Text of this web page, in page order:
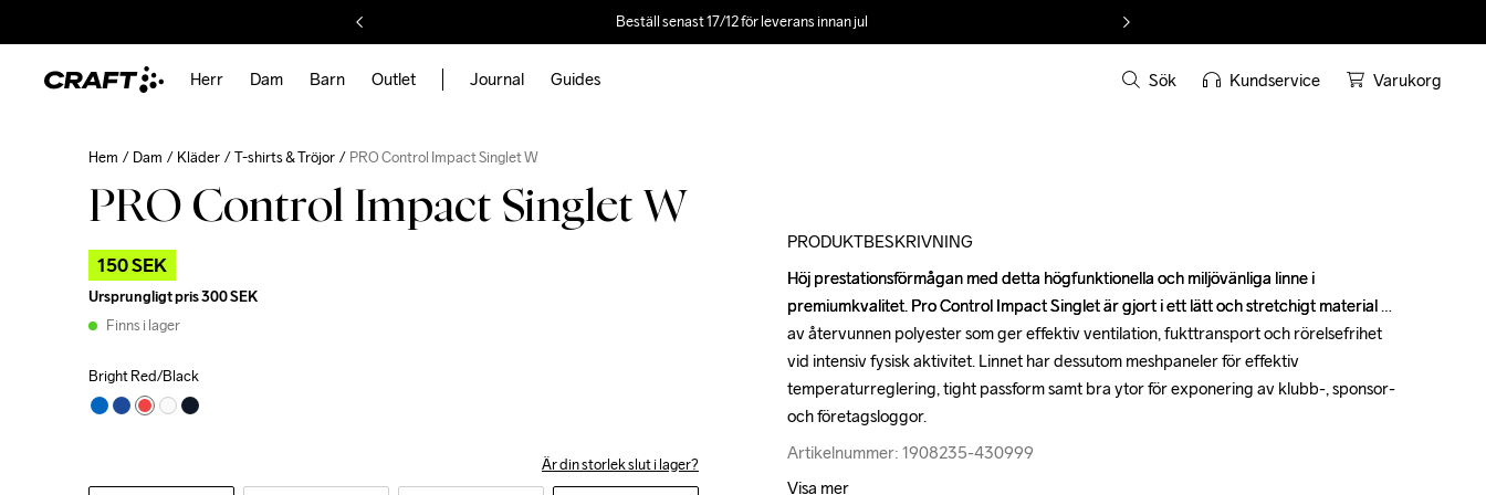
Beställ senast 17/12 för leverans innan jul
Herr Dam Barn Outlet Journal Guides Sök Kundservice Varukorg
Hem Dam Kläder T-shirts & Tröjor PRO Control Impact Singlet W
PRO Control Impact Singlet W
150 SEK
Ursprungligt pris300 SEK
Finns i lager
Bright Red/Black
Är din storlek slut i lager?
PRODUKTBESKRIVNING
Höj prestationsförmågan med detta högfunktionella och miljövänliga linne i
premiumkvalitet. Pro Control Impact Singlet är gjort i ett lätt och stretchigt material
av återvunnen polyester som ger effektiv ventilation, fukttransport och rörelsefrihet
vid intensiv fysisk aktivitet. Linnet har dessutom meshpaneler för effektiv
temperaturreglering, tight passform samt bra ytor för exponering av klubb-, sponsor-
och företagsloggor.
Artikelnummer: 1908235-430999
Höj prestationsförmågan med detta högfunktionella och miljövänliga linne i
premiumkvalitet. Pro Control Impact Singlet är gjort i ett lätt och stretchigt material
av återvunnen polyester som ger effektiv ventilation, fukttransport och rörelsefrihet
vid intensiv fysisk aktivitet. Linnet har dessutom meshpaneler för effektiv
temperaturreglering, tight passform samt bra ytor för exponering av klubb-, sponsor-
och företagsloggor.
Artikelnummer: 1908235-430999
Visa mer